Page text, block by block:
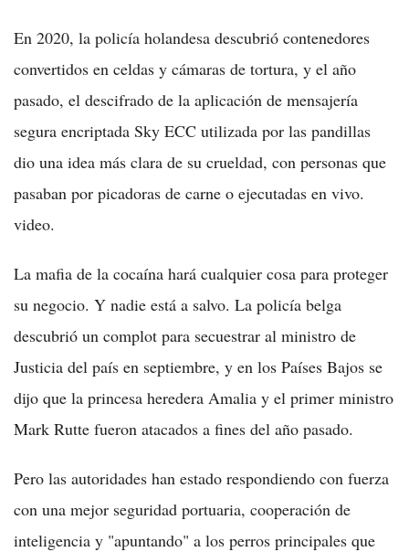
En 2020, la policía holandesa descubrió contenedores
convertidos en celdas y cámaras de tortura, y el año
pasado, el descifrado de la aplicación de mensajería
segura encriptada Sky ECC utilizada por las pandillas
dio una idea más clara de su crueldad, con personas que
pasaban por picadoras de carne o ejecutadas en vivo.
video.
La mafia de la cocaína hará cualquier cosa para proteger
su negocio. Y nadie está a salvo. La policía belga
descubrió un complot para secuestrar al ministro de
Justicia del país en septiembre, y en los Países Bajos se
dijo que la princesa heredera Amalia y el primer ministro
Mark Rutte fueron atacados a fines del año pasado.
Pero las autoridades han estado respondiendo con fuerza
con una mejor seguridad portuaria, cooperación de
inteligencia y "apuntando" a los perros principales que